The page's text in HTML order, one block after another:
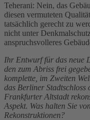
Teherani: Nein, das
diesen vermuteten
tatsächlich gerecht zu
nicht unter
anspruchsvolleres
Ihr Entwurf für das neue
den zum Abriss frei
komplette, im Zweiten
das Berliner
Frankfurter Altstadt
Aspekt. Was halten Sie
Rekonstruktionen?